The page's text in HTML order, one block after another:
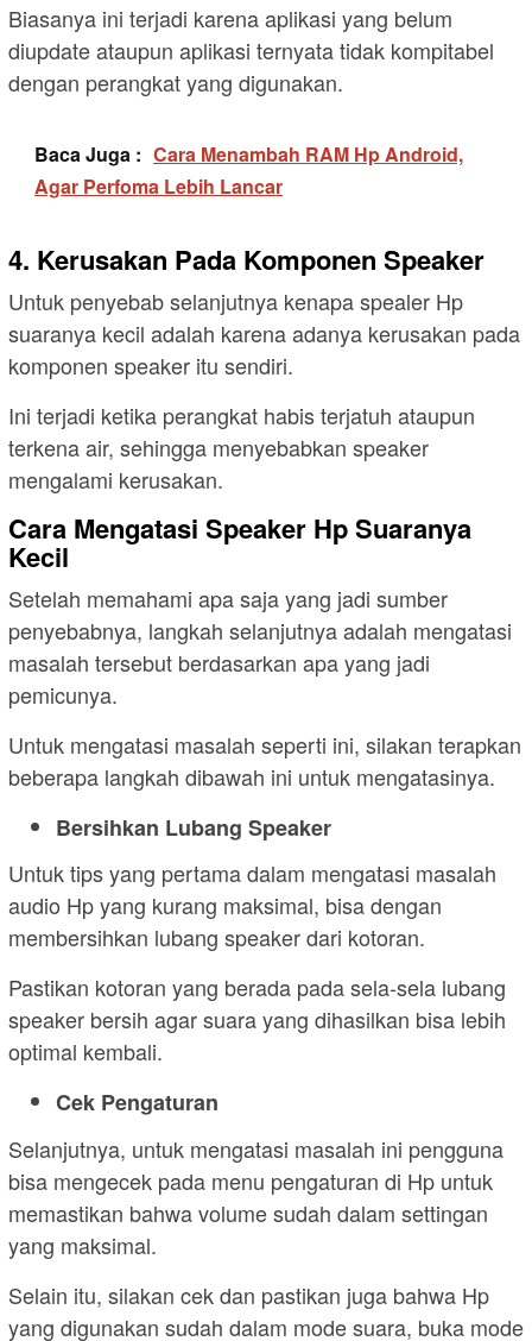
Biasanya ini terjadi karena aplikasi yang belum
diupdate ataupun aplikasi ternyata tidak kompitabel
dengan perangkat yang digunakan.
Baca Juga : Cara Menambah RAM Hp Android,
Agar Perfoma Lebih Lancar
4. Kerusakan Pada Komponen Speaker
Untuk penyebab selanjutnya kenapa spealer Hp
suaranya kecil adalah karena adanya kerusakan pada
komponen speaker itu sendiri.
Ini terjadi ketika perangkat habis terjatuh ataupun
terkena air, sehingga menyebabkan speaker
mengalami kerusakan.
Cara Mengatasi Speaker Hp Suaranya
Kecil
Setelah memahami apa saja yang jadi sumber
penyebabnya, langkah selanjutnya adalah mengatasi
masalah tersebut berdasarkan apa yang jadi
pemicunya.
Untuk mengatasi masalah seperti ini, silakan terapkan
beberapa langkah dibawah ini untuk mengatasinya.
Bersihkan Lubang Speaker
Untuk tips yang pertama dalam mengatasi masalah
audio Hp yang kurang maksimal, bisa dengan
membersihkan lubang speaker dari kotoran.
Pastikan kotoran yang berada pada sela-sela lubang
speaker bersih agar suara yang dihasilkan bisa lebih
optimal kembali.
Cek Pengaturan
Selanjutnya, untuk mengatasi masalah ini pengguna
bisa mengecek pada menu pengaturan di Hp untuk
memastikan bahwa volume sudah dalam settingan
yang maksimal.
Selain itu, silakan cek dan pastikan juga bahwa Hp
yang digunakan sudah dalam mode suara, buka mode